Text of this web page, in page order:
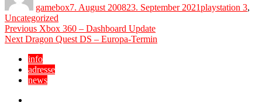
gamebox7. August 200823. September 2021playstation 3,
Uncategorized
Beitragsnavigation
Previous Previous
post:
Xbox 360 – Dashboard Update
Next Next
Dragon Quest DS – Europa-Termin
info
adresse
news